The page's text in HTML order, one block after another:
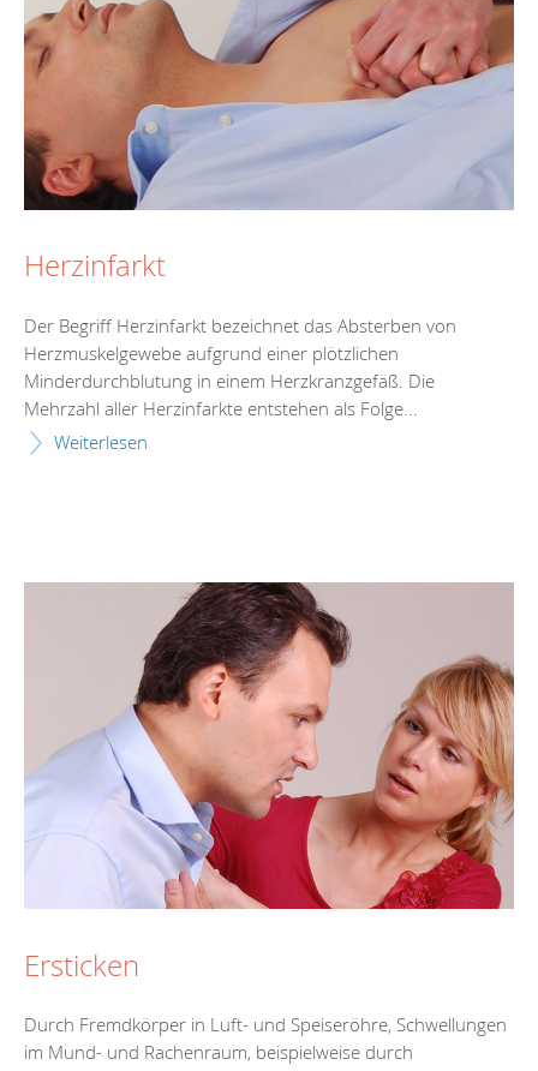
Herzinfarkt
Der Begriff Herzinfarkt bezeichnet das Absterben von
Herzmuskelgewebe aufgrund einer plötzlichen
Minderdurchblutung in einem Herzkranzgefäß. Die
Mehrzahl aller Herzinfarkte entstehen als Folge...
Weiterlesen
Ersticken
Durch Fremdkörper in Luft- und Speiseröhre, Schwellungen
im Mund- und Rachenraum, beispielweise durch